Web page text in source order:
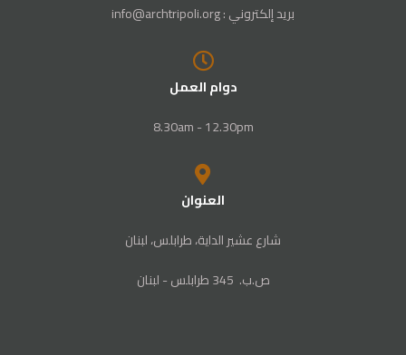
بريد إلكتروني : info@archtripoli.org
دوام العمل
8.30am - 12.30pm
العنوان
شارع عشير الداية، طرابلس، لبنان
ص‭.‬ب. ‬345‭ ‬ طرابلس‭ - ‬لبنان